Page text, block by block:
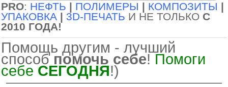
PRO: НЕФТЬ | ПОЛИМЕРЫ | КОМПОЗИТЫ |
УПАКОВКА | 3D-ПЕЧАТЬ И НЕ ТОЛЬКО С
2010 ГОДА!
Помощь другим - лучший
способ помочь себе! Помоги
себе СЕГОДНЯ!)